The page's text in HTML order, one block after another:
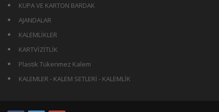
KUPA VE KARTON BARDAK
AJANDALAR
KALEMLİKLER
KARTVİZİTLİK
Plastik Tükenmez Kalem
KALEMLER - KALEM SETLERİ - KALEMLİK